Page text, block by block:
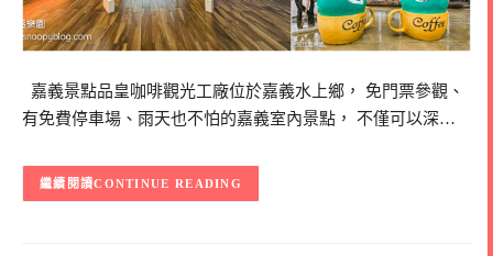
嘉義景點品皇咖啡觀光工廠位於嘉義水上鄉， 免門票參觀、
有免費停車場、雨天也不怕的嘉義室內景點， 不僅可以深…
CONTINUE READING